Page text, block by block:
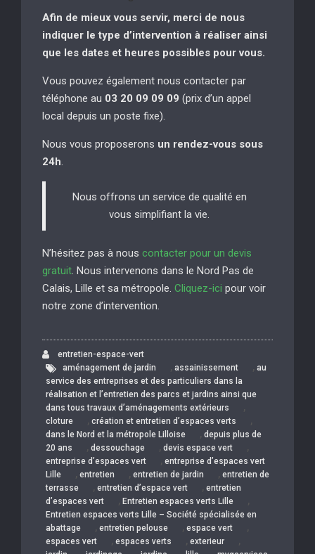
Afin de mieux vous servir, merci de nous
indiquer le type d’intervention à réaliser ainsi
que les dates et heures possibles pour vous.
Vous pouvez également nous contacter par
téléphone au 03 20 09 09 09 (prix d’un appel
local depuis un poste fixe).
Nous vous proposerons un rendez-vous sous
24h.
Nous offrons un service de qualité en
vous simplifiant la vie.
N’hésitez pas à nous contacter pour un devis
gratuit. Nous intervenons dans le Nord Pas de
Calais, Lille et sa métropole. Cliquez-ici pour voir
notre zone d’intervention.
entretien-espace-vert
aménagement de jardin
, assainissement , au
service des entreprises et des particuliers dans la
réalisation et l’entretien des parcs et jardins ainsi que
dans tous travaux d’aménagements extérieurs
,
cloture , création et entretien d’espaces verts ,
dans le Nord et la métropole Lilloise , depuis plus de
20 ans
, dessouchage , devis espace vert ,
entreprise d’espaces vert , entreprise d’espaces vert
Lille
, entretien , entretien de jardin , entretien de
terrasse
, entretien d’espace vert , entretien
d’espaces vert
, Entretien espaces verts Lille ,
Entretien espaces verts Lille – Société spécialisée en
abattage
, entretien pelouse , espace vert ,
espaces vert , espaces verts , exterieur ,